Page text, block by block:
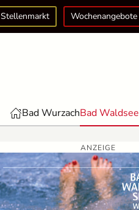
Stellenmarkt Wochenangebote
Bad WurzachBad Waldsee
ANZEIGE